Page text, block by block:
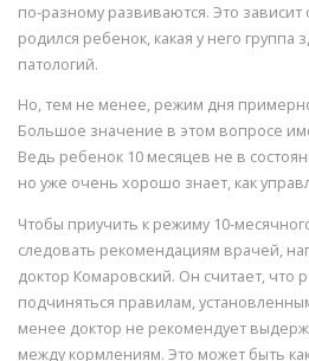
по-разному развиваются. Это
родился ребенок, какая у него группа
патологий.
Но, тем не менее, режим дня
Большое значение в этом вопросе
Ведь ребенок 10 месяцев не в
но уже очень хорошо знает, как
Чтобы приучить к режиму 10-
следовать рекомендациям врачей,
доктор Комаровский. Он считает, что
подчиняться правилам,
менее доктор не рекомендует
между кормлениям. Это может быть